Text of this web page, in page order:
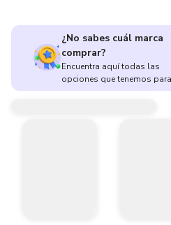
¿No sabes cuál marca
comprar?
Encuentra aquí todas las
opciones que tenemos